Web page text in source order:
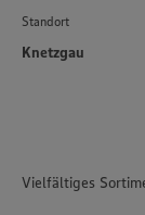
Standort
Knetzgau
Vielfältiges